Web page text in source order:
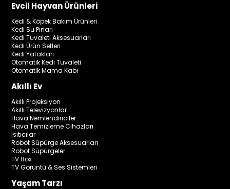
Evcil Hayvan Ürünleri
Kedi & Köpek Bakım Ürünleri
Kedi Su Pınarı
Kedi Tuvaleti Aksesuarları
Kedi Ürün Setleri
Kedi Yatakları
Otomatik Kedi Tuvaleti
Otomatik Mama Kabı
Akıllı Ev
Akıllı Projeksiyon
Akıllı Televizyonlar
Hava Nemlendiriciler
Hava Temizleme Cihazları
Isıtıcılar
Robot Süpürge Aksesuarları
Robot Süpürgeler
TV Box
TV Görüntü & Ses Sistemleri
Yaşam Tarzı